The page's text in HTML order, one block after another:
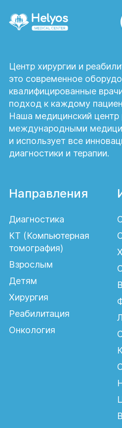
для каждого
Современное
восстановления.
индивидуальные
адаптированные под
пациента.
Нужны общие анализы
биохимический анализ
Центр хирургии и
это современное
квалифицированные
подход к каждому
Наша медицинский центр
международными
и использует все
диагностики и терапии.
Направления
Диагностика
КТ (Компьютерная
томография)
Взрослым
Детям
Хирургия
Реабилитация
Онкология